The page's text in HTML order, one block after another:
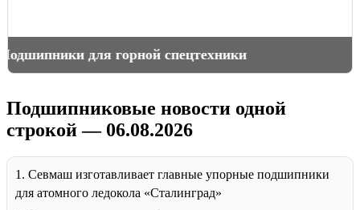
Подшипники для горной спецтехники
Подшипниковые новости одной
строкой — 06.08.2026
1. Севмаш изготавливает главные упорные подшипники
для атомного ледокола «Сталинград»